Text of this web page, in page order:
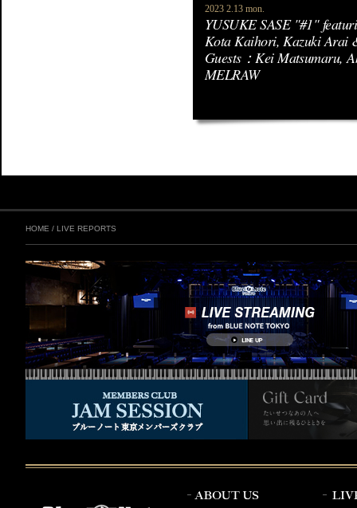
2023 2.13 mon.
YUSUKE SASE "#1"
Kota Kaihori, Kazuki Arai
Guests：Kei Matsumaru,
MELRAW
HOME / LIVE REPORTS